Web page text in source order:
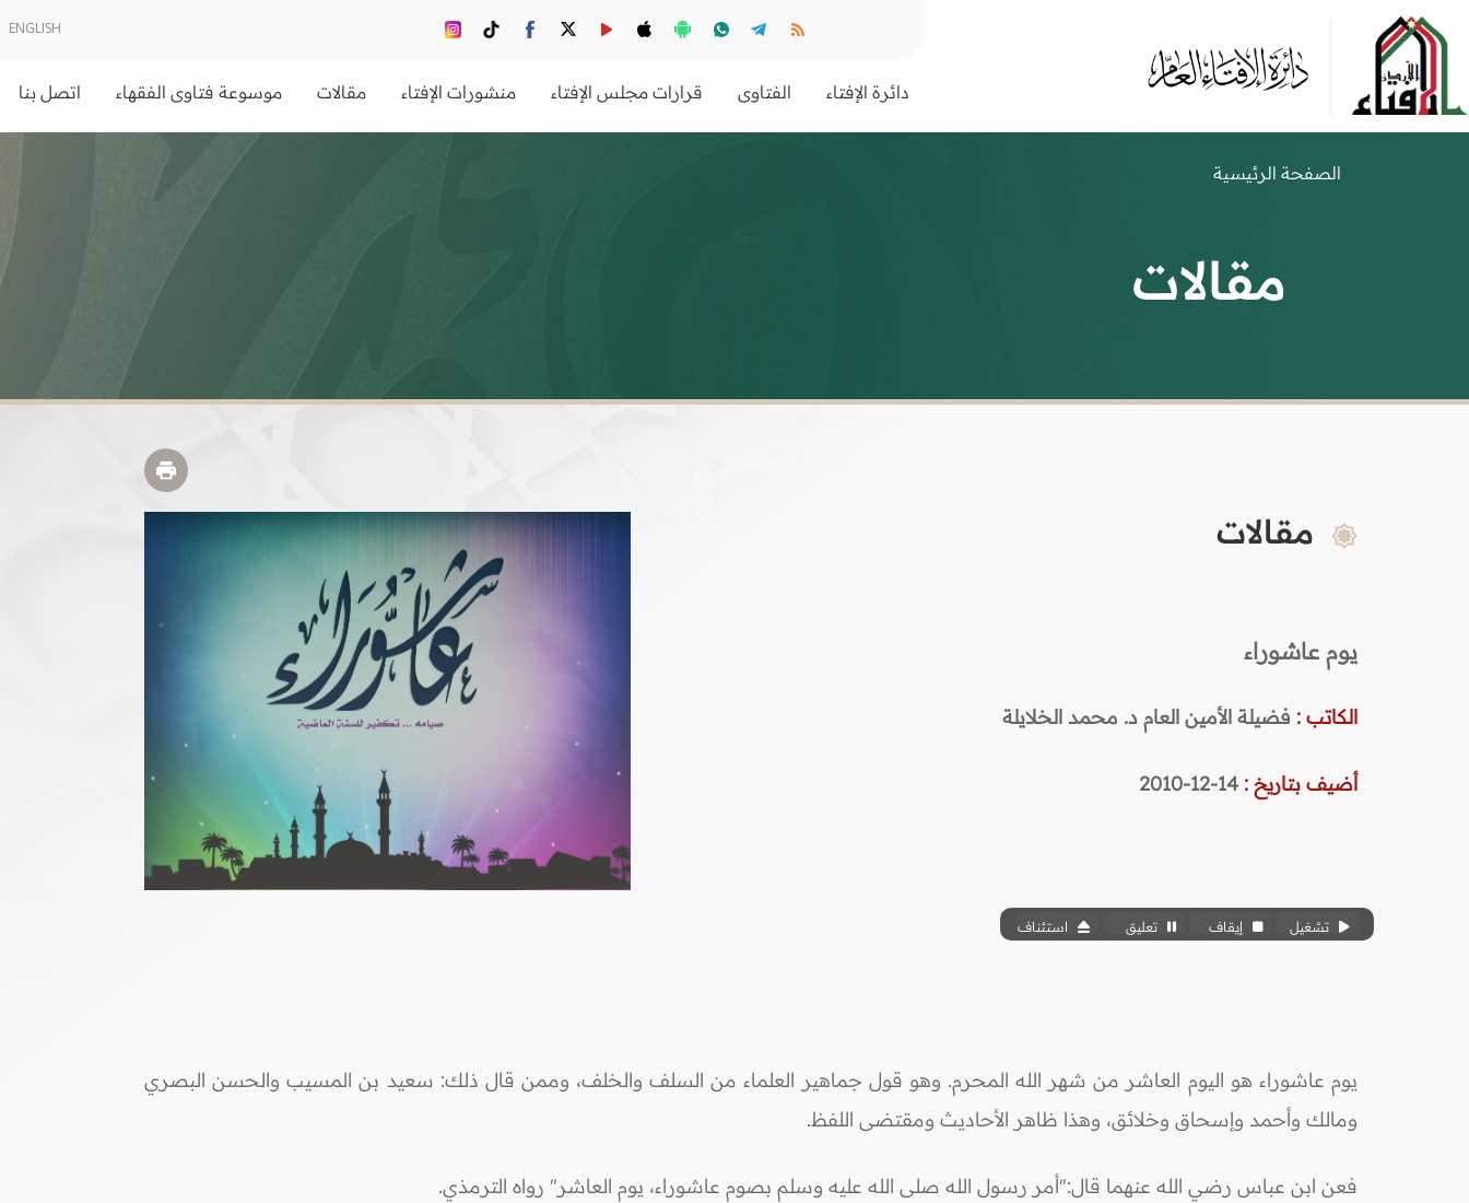
ENGLISH
دائرة الإفتاء الفتاوى قرارات مجلس الإفتاء منشورات الإفتاء مقالات موسوعة فتاوى الفقهاء اتصل بنا
الصفحة الرئيسية
مقالات
مقالات
يوم عاشوراء
الكاتب : فضيلة الأمين العام د. محمد الخلايلة
أضيف بتاريخ : 14-12-2010
تشغيل إيقاف تعليق استئناف
يوم عاشوراء هو اليوم العاشر من شهر الله المحرم. وهو قول جماهير العلماء من السلف والخلف، وممن قال ذلك: سعيد بن المسيب والحسن البصري
ومالك وأحمد وإسحاق وخلائق، وهذا ظاهر الأحاديث ومقتضى اللفظ.
فعن ابن عباس رضي الله عنهما قال:"أمر رسول الله صلى الله عليه وسلم بصوم عاشوراء، يوم العاشر" رواه الترمذي.